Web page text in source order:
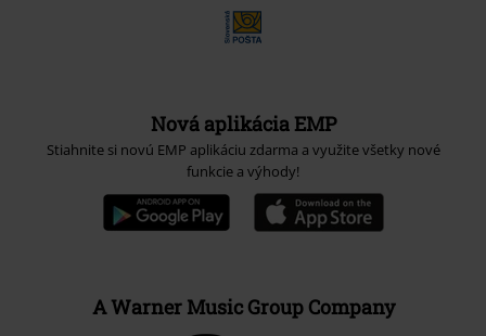
Nová aplikácia EMP
Stiahnite si novú EMP aplikáciu zdarma a využite všetky nové
funkcie a výhody!
A Warner Music Group Company